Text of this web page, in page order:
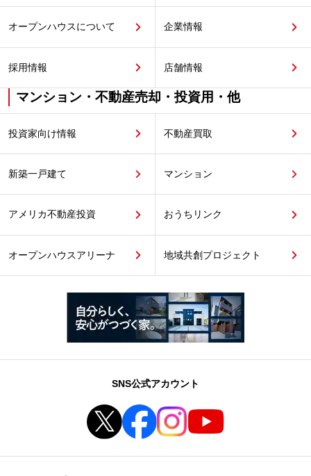
オープンハウスについて 企業情報
採用情報 店舗情報
マンション・不動産売却・投資用・他
投資家向け情報 不動産買取
新築一戸建て マンション
アメリカ不動産投資 おうちリンク
オープンハウスアリーナ 地域共創プロジェクト
SNS公式アカウント